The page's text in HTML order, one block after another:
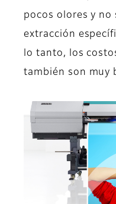
pocos olores y no
extracción
lo tanto, los
también son muy